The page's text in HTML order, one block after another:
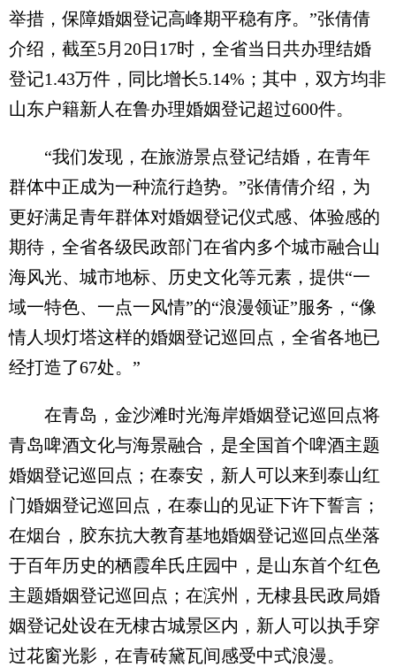
举措，保障婚姻登记高峰期平稳有序。”张倩倩
介绍，截至5月20日17时，全省当日共办理结婚
登记1.43万件，同比增长5.14%；其中，双方均非
山东户籍新人在鲁办理婚姻登记超过600件。
“我们发现，在旅游景点登记结婚，在青年
群体中正成为一种流行趋势。”张倩倩介绍，为
更好满足青年群体对婚姻登记仪式感、体验感的
期待，全省各级民政部门在省内多个城市融合山
海风光、城市地标、历史文化等元素，提供“一
域一特色、一点一风情”的“浪漫领证”服务，“像
情人坝灯塔这样的婚姻登记巡回点，全省各地已
经打造了67处。”
在青岛，金沙滩时光海岸婚姻登记巡回点将
青岛啤酒文化与海景融合，是全国首个啤酒主题
婚姻登记巡回点；在泰安，新人可以来到泰山红
门婚姻登记巡回点，在泰山的见证下许下誓言；
在烟台，胶东抗大教育基地婚姻登记巡回点坐落
于百年历史的栖霞牟氏庄园中，是山东首个红色
主题婚姻登记巡回点；在滨州，无棣县民政局婚
姻登记处设在无棣古城景区内，新人可以执手穿
过花窗光影，在青砖黛瓦间感受中式浪漫。